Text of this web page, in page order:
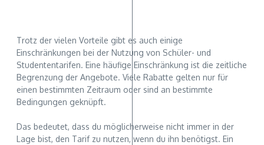
Trotz der vielen Vorteile gibt es auch einige
Einschränkungen bei der Nutzung von Schüler- und
Studententarifen. Eine häufige Einschränkung ist die zeitliche
Begrenzung der Angebote. Viele Rabatte gelten nur für
einen bestimmten Zeitraum oder sind an bestimmte
Bedingungen geknüpft.
Das bedeutet, dass du möglicherweise nicht immer in der
Lage bist, den Tarif zu nutzen, wenn du ihn benötigst. Ein